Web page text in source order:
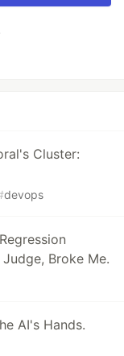
Cluster:
devops
Broke Me.
AI's Hands.